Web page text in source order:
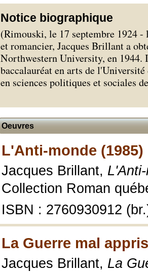
Notice biographique
(Rimouski, le 17 septembre 1924
et romancier, Jacques Brillant a
Northwestern University, en 1944.
baccalauréat en arts de
en sciences politiques et sociales
Oeuvres
L'Anti-monde (1985)
Jacques Brillant,
Collection Roman
ISBN : 2760930912
La Guerre mal
Jacques Brillant, La